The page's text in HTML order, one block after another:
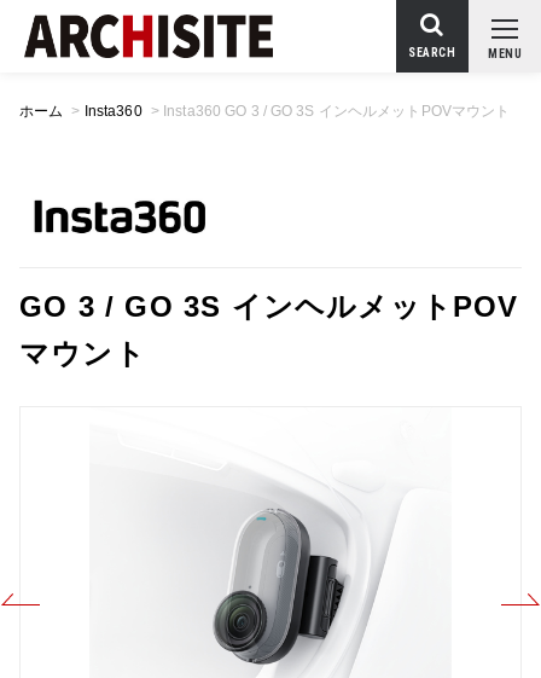
MENU
SEARCH
ホーム > Insta360 > Insta360 GO 3 / GO 3S インヘルメットPOVマウント
GO 3 / GO 3S インヘルメットPOV
マウント